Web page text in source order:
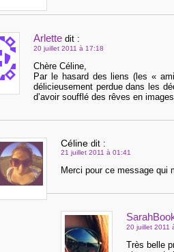
Arlette dit :
20 juillet 2011 à 17:18
Chère Céline,
Par le hasard des liens (les «
délicieusement perdue dans les
d’avoir soufflé des rêves en
Céline dit :
21 juillet 2011 à 01:41
Merci pour ce message qui
20 juillet 2011
Très belle